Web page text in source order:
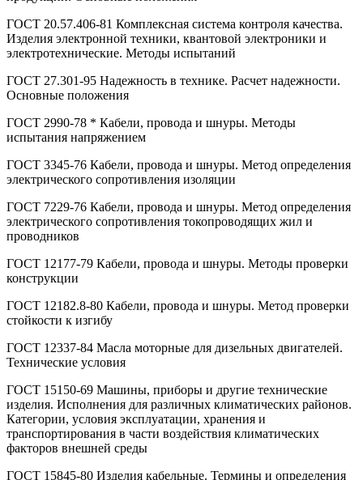
ГОСТ 20.57.406-81 Комплексная система контроля качества.
Изделия электронной техники, квантовой электроники и
электротехнические. Методы испытаний
ГОСТ 27.301-95 Надежность в технике. Расчет надежности.
Основные положения
ГОСТ 2990-78 * Кабели, провода и шнуры. Методы
испытания напряжением
ГОСТ 3345-76 Кабели, провода и шнуры. Метод определения
электрического сопротивления изоляции
ГОСТ 7229-76 Кабели, провода и шнуры. Метод определения
электрического сопротивления токопроводящих жил и
проводников
ГОСТ 12177-79 Кабели, провода и шнуры. Методы проверки
конструкции
ГОСТ 12182.8-80 Кабели, провода и шнуры. Метод проверки
стойкости к изгибу
ГОСТ 12337-84 Масла моторные для дизельных двигателей.
Технические условия
ГОСТ 15150-69 Машины, приборы и другие технические
изделия. Исполнения для различных климатических районов.
Категории, условия эксплуатации, хранения и
транспортирования в части воздействия климатических
факторов внешней среды
ГОСТ 15845-80 Изделия кабельные. Термины и определения